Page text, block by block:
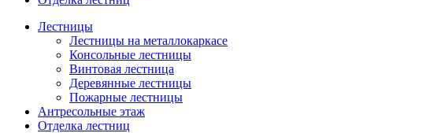
Лестницы
Лестницы на металлокаркасе
Консольные лестницы
Винтовая лестница
Деревянные лестницы
Пожарные лестницы
Антресольные этаж
Отделка лестниц